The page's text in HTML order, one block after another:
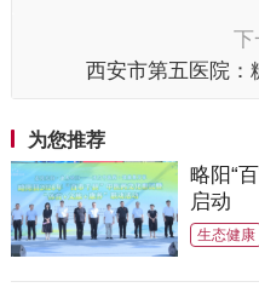
下
西安市第五医院：
为您推荐
略阳“
启动
生态健康